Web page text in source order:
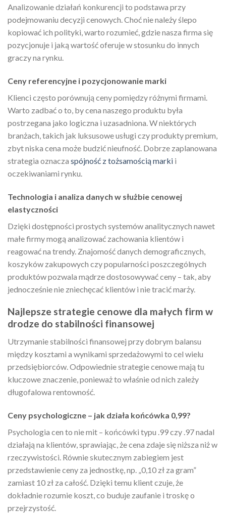
Analizowanie działań konkurencji to podstawa przy
podejmowaniu decyzji cenowych. Choć nie należy ślepo
kopiować ich polityki, warto rozumieć, gdzie nasza firma się
pozycjonuje i jaką wartość oferuje w stosunku do innych
graczy na rynku.
Ceny referencyjne i pozycjonowanie marki
Klienci często porównują ceny pomiędzy różnymi firmami.
Warto zadbać o to, by cena naszego produktu była
postrzegana jako logiczna i uzasadniona. W niektórych
branżach, takich jak luksusowe usługi czy produkty premium,
zbyt niska cena może budzić nieufność. Dobrze zaplanowana
strategia oznacza spójność z tożsamością marki i
oczekiwaniami rynku.
Technologia i analiza danych w służbie cenowej
elastyczności
Dzięki dostępności prostych systemów analitycznych nawet
małe firmy mogą analizować zachowania klientów i
reagować na trendy. Znajomość danych demograficznych,
koszyków zakupowych czy popularności poszczególnych
produktów pozwala mądrze dostosowywać ceny – tak, aby
jednocześnie nie zniechęcać klientów i nie tracić marży.
Najlepsze strategie cenowe dla małych firm w
drodze do stabilności finansowej
Utrzymanie stabilności finansowej przy dobrym balansu
między kosztami a wynikami sprzedażowymi to cel wielu
przedsiębiorców. Odpowiednie strategie cenowe mają tu
kluczowe znaczenie, ponieważ to właśnie od nich zależy
długofalowa rentowność.
Ceny psychologiczne – jak działa końcówka 0,99?
Psychologia cen to nie mit – końcówki typu .99 czy .97 nadal
działają na klientów, sprawiając, że cena zdaje się niższa niż w
rzeczywistości. Równie skutecznym zabiegiem jest
przedstawienie ceny za jednostkę, np. „0,10 zł za gram”
zamiast 10 zł za całość. Dzięki temu klient czuje, że
dokładnie rozumie koszt, co buduje zaufanie i troskę o
przejrzystość.